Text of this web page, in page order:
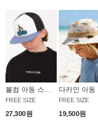
볼컴 아동 스냅백 모자 BAC746BVC
FREE SIZE
27,300원
FREE SIZE
19,500원